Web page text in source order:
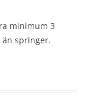
minimum 3
springer.